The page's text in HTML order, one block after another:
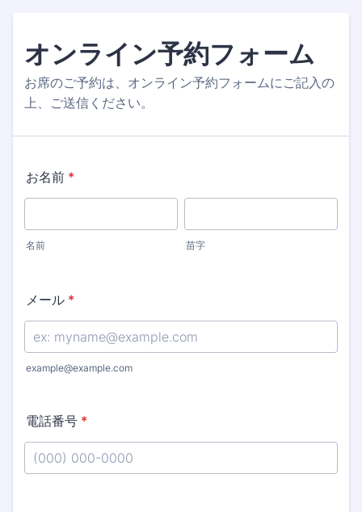
オンライン予約フォーム
お席のご予約は、オンライン予約フォームにご記入の
上、ご送信ください。
お名前 *
名前 苗字
メール *
example@example.com
電話番号 *